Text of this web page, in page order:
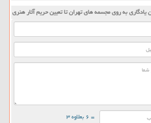
یادگاری به روی مجسمه های تهران تا تعیین حریم آثار هنری
= ۶ بعلاوه ۳